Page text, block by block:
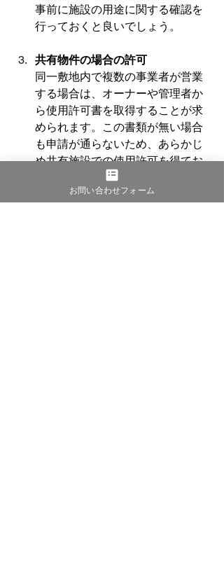
事前に施設の用途に関する確認を
行っておくと良いでしょう。
共有物件の場合の許可
同一敷地内で複数の事業者が営業
する場合は、オーナーや管理者か
ら使用許可書を取得することが求
められます。この書類が無い場合
も申請が通らないため、あらかじ
め共有施設での使用許可を得てお
くことが重要です。
お問い合わせフォーム